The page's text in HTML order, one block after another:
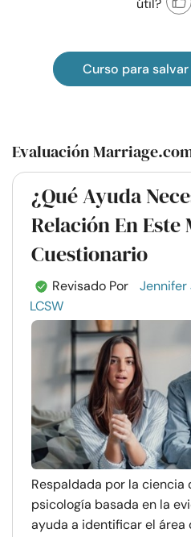
útil?
Curso para
Evaluación
¿Qué Ayuda
Relación En Este
Cuestionario
Revisado Por
Jennifer
LCSW
Respaldada por la ciencia
psicología basada en la
ayuda a identificar el área